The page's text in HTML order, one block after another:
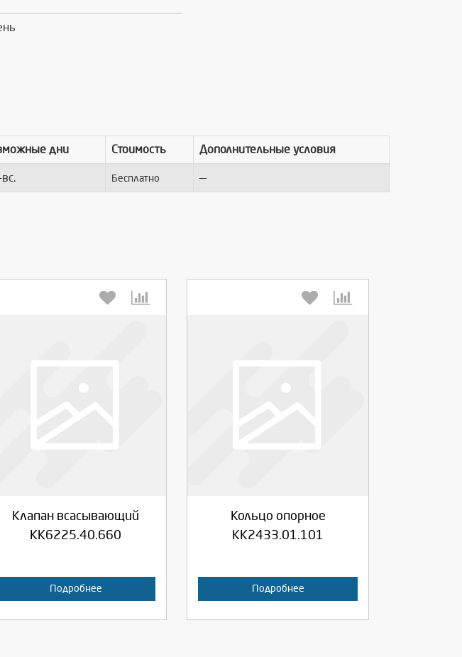
дни Стоимость Дополнительные условия
Бесплатно —
Клапан всасывающий
КК6225.40.660
Подробнее
Кольцо опорное
КК2433.01.101
Подробнее